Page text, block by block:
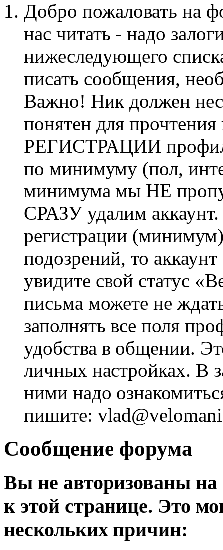
Добро пожаловать на
нас читать - надо
нижеследующего
писать сообщения,
Важно! Ник должен
понятен для
РЕГИСТРАЦИИ профиль
по минимуму (пол,
минимума мы НЕ
СРАЗУ удалим
регистрации
подозрений, то
увидите свой статус
письма можете не
заполнять все поля
удобства в общении.
личных настройках. В
ними надо
пишите:
Сообщение форума
Вы не авторизованы на
к этой странице. Это
нескольких причин: